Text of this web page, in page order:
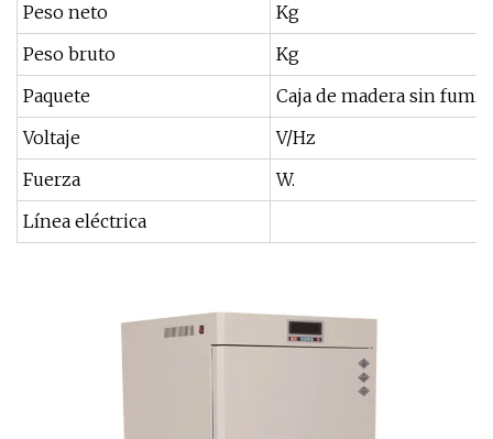
Peso neto
Kg
Peso bruto
Kg
Paquete
Caja de madera sin
Voltaje
V/Hz
Fuerza
W.
Línea eléctrica